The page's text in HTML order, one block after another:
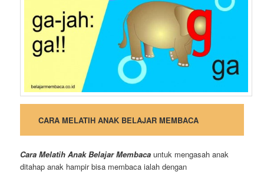
CARA MELATIH ANAK BELAJAR MEMBACA
Cara Melatih Anak Belajar Membaca untuk mengasah anak
ditahap anak hampir bisa membaca ialah dengan